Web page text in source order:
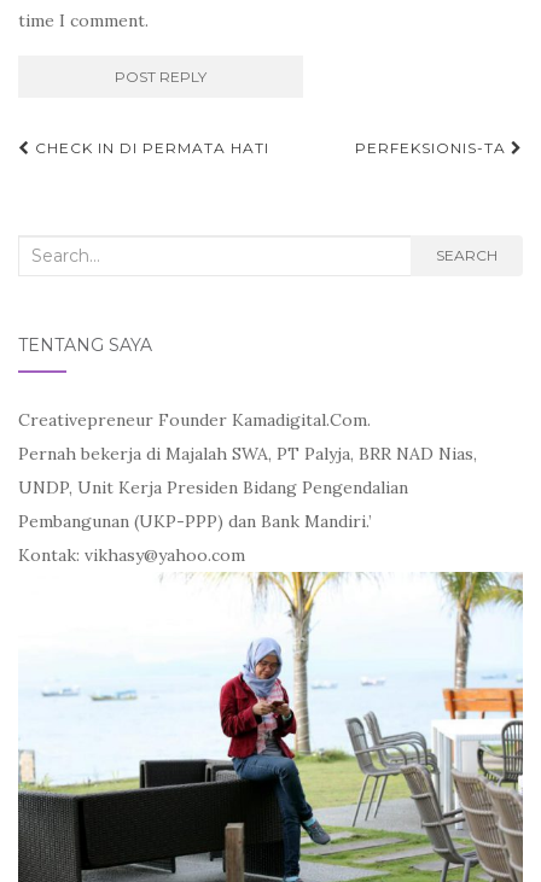
time I comment.
Post
CHECK IN DI PERMATA HATI PERFEKSIONIS-TA
Search
SEARCH
TENTANG SAYA
Creativepreneur Founder Kamadigital.Com.
Pernah bekerja di Majalah SWA, PT Palyja, BRR NAD Nias,
UNDP, Unit Kerja Presiden Bidang Pengendalian
Pembangunan (UKP-PPP) dan Bank Mandiri.’
Kontak: vikhasy@yahoo.com